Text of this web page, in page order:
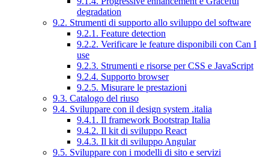
degradation
9.2. Strumenti di supporto allo sviluppo del software
9.2.1. Feature detection
9.2.2. Verificare le feature disponibili con Can I
use
9.2.3. Strumenti e risorse per CSS e JavaScript
9.2.4. Supporto browser
9.2.5. Misurare le prestazioni
9.3. Catalogo del riuso
9.4. Sviluppare con il design system .italia
9.4.1. Il framework Bootstrap Italia
9.4.2. Il kit di sviluppo React
9.4.3. Il kit di sviluppo Angular
9.5. Sviluppare con i modelli di sito e servizi